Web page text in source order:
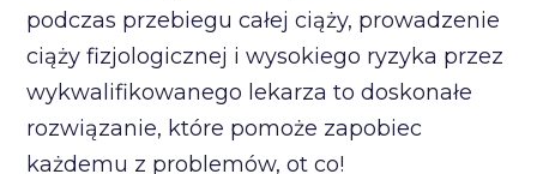
podczas przebiegu całej ciąży, prowadzenie
ciąży fizjologicznej i wysokiego ryzyka przez
wykwalifikowanego lekarza to doskonałe
rozwiązanie, które pomoże zapobiec
każdemu z problemów, ot co!